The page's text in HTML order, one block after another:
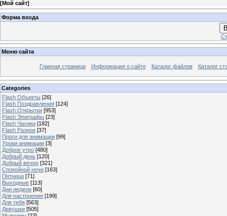
[Мой сайт]
Форма входа
Меню сайта
Главная страница Информация о сайте Каталог файлов Каталог
Categories
Flash Объекты [26]
Flash Поздравления [124]
Flash Открытки [953]
Flash Эпиграфы [23]
Flash Часики [182]
Flash Разное [37]
Проги для анимации [99]
Уроки анимации [3]
Доброе утро [480]
Добрый день [120]
Добрый вечер [321]
Спокойной ночи [163]
Пятница [71]
Выходные [113]
Дни недели [60]
Для настроения [199]
Для тебя [563]
Девушки [505]